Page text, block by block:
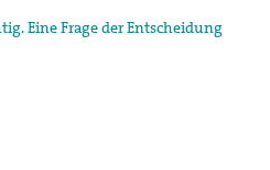
Eine Frage der Entscheidung